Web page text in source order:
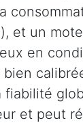
et un
en
fiabilité
et peut